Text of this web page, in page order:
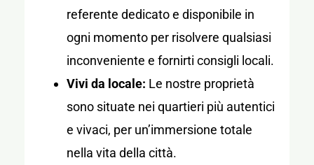
referente dedicato e disponibile in
ogni momento per risolvere qualsiasi
inconveniente e fornirti consigli locali.
Vivi da locale: Le nostre proprietà
sono situate nei quartieri più autentici
e vivaci, per un’immersione totale
nella vita della città.